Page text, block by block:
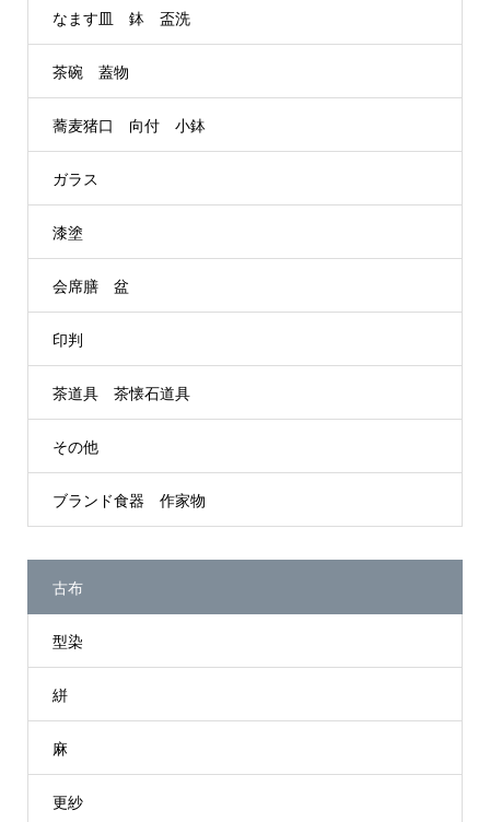
なます皿 鉢 盃洗
茶碗 蓋物
蕎麦猪口 向付 小鉢
ガラス
漆塗
会席膳 盆
印判
茶道具 茶懐石道具
その他
ブランド食器 作家物
古布
型染
絣
麻
更紗